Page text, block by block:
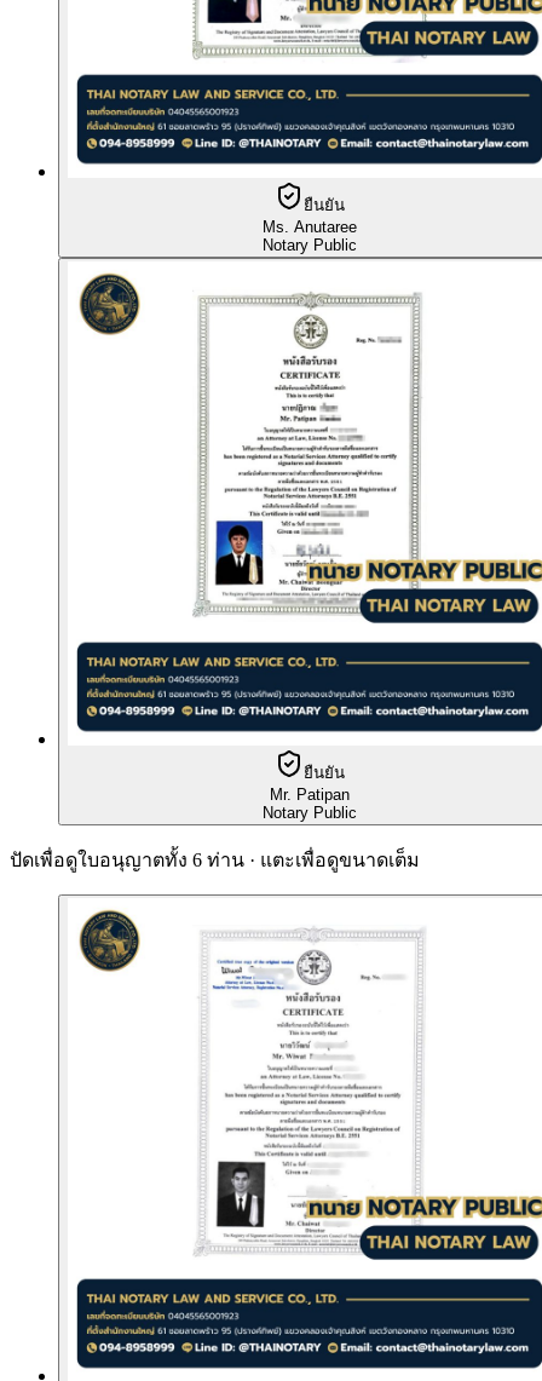
ยืนยัน
Ms. Anutaree
Notary Public
ยืนยัน
Mr. Patipan
Notary Public
ปัดเพื่อดูใบอนุญาตทั้ง 6 ท่าน · แตะเพื่อดูขนาดเต็ม